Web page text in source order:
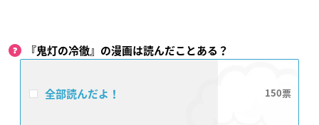
『鬼灯の冷徹』の漫画は読んだことある？
全部読んだよ！ 150